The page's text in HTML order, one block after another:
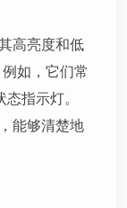
高亮度和低
如，它们常
指示灯。
能够清楚地